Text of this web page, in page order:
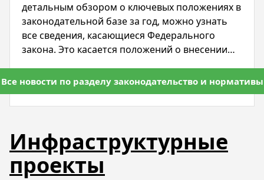
детальным обзором о ключевых положениях в
законодательной базе за год, можно узнать
все сведения, касающиеся Федерального
закона. Это касается положений о внесении
отдельных законодательных актов, о внесении
изменений.
Все новости по разделу законодательство и нормативы
Инфраструктурные
проекты